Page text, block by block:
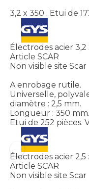
3,2 x 350 . Etui de
Électrodes acier
Article SCAR
Non visible site Scar
A enrobage rutile.
Universelle,
diamètre : 2,5 mm.
Longueur : 350 mm.
Etui de 252 pièces.
Électrodes acier 2,5
Article SCAR
Non visible site Scar